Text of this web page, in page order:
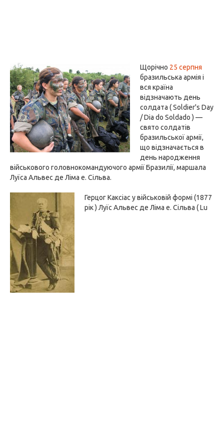
Щорічно 25 серпня
бразильська армія і
вся країна
відзначають день
солдата ( Soldier's Day
/ Dia do Soldado ) —
свято солдатів
бразильської армії,
що відзначається в
день народження
військового головнокомандуючого армії Бразилії, маршала
Луїса Альвес де Ліма е. Сільва.
Герцог Каксіас у військовій формі (1877
рік ) Луїс Альвес де Ліма е. Сільва ( Lu